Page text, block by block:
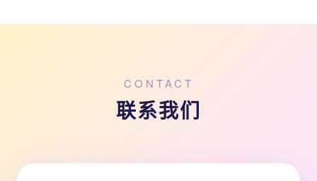
CONTACT
联系我们